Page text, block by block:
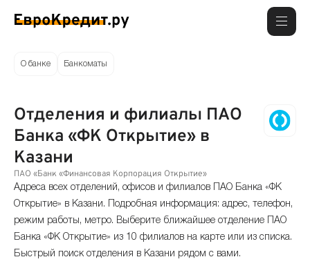
О банке Банкоматы
Отделения и филиалы ПАО
Банка «ФК Открытие» в
Казани
ПАО «Банк «Финансовая Корпорация Открытие»
Адреса всех отделений, офисов и филиалов ПАО Банка «ФК
Открытие» в Казани. Подробная информация: адрес, телефон,
режим работы, метро. Выберите ближайшее отделение ПАО
Банка «ФК Открытие» из 10 филиалов на карте или из списка.
Быстрый поиск отделения в Казани рядом с вами.